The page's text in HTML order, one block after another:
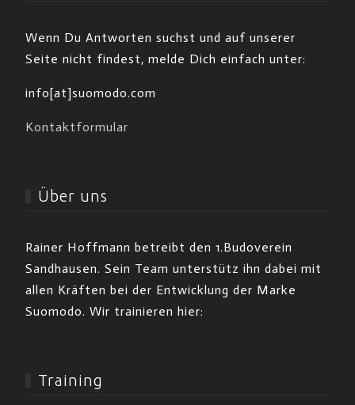
Wenn Du Antworten suchst und auf unserer
Seite nicht findest, melde Dich einfach unter:
info[at]suomodo.com
Kontaktformular
Über uns
Rainer Hoffmann betreibt den 1.Budoverein
Sandhausen. Sein Team unterstütz ihn dabei mit
allen Kräften bei der Entwicklung der Marke
Suomodo. Wir trainieren hier:
Training